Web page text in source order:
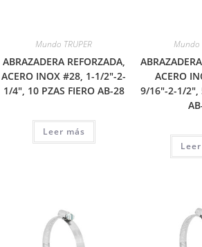
Mundo TRUPER
ABRAZADERA REFORZADA,
ACERO INOX #28, 1-1/2″-2-
1/4″, 10 PZAS FIERO AB-28
Leer más
Mundo
ACERO
9/16″-2-1/2″,